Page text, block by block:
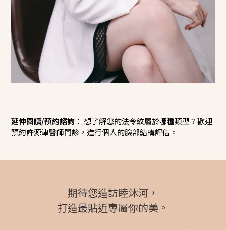
延伸閱讀/預約諮詢： 想了解您的法令紋屬於哪種類型？歡迎
預約許源津醫師門診，進行個人的臉部結構評估。
期待您造訪睦沐河，
打造最貼近專屬你的美。